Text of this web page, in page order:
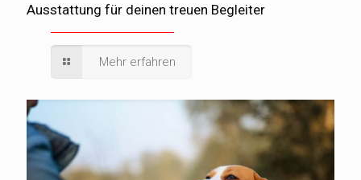
Ausstattung für deinen treuen Begleiter
Mehr erfahren